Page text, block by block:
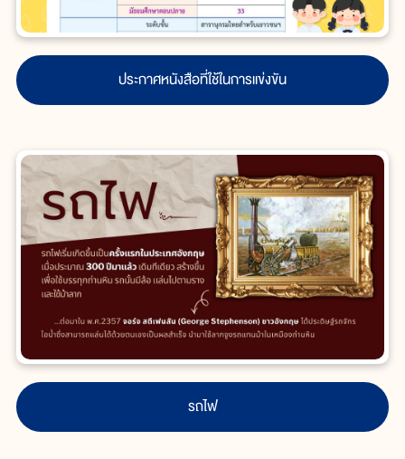
ประกาศหนังสือที่ใช้ในการแข่งขัน
รถไฟ